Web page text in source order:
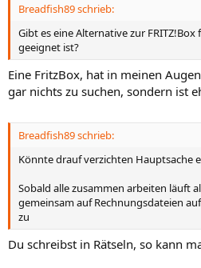
Breadfish89 schrieb:
Gibt es eine Alternative zur
geeignet ist?
Eine FritzBox, hat in meinen
gar nichts zu suchen, sondern ist
Breadfish89 schrieb:
Könnte drauf verzichten Hauptsache
Sobald alle zusammen arbeiten läuft
gemeinsam auf Rechnungsdateien
zu
Du schreibst in Rätseln, so kann